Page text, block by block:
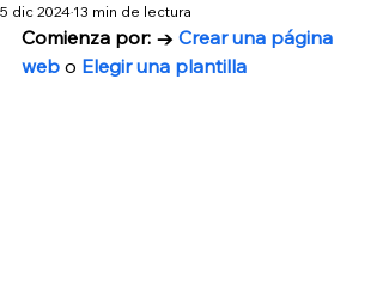
5 dic 2024 13 min de lectura
Comienza por: → Crear una página
web o Elegir una plantilla